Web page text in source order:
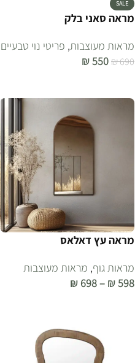
SALE
מראה סאני בלק
מראות מעוצבות, פריטי נוי טבעיים
₪690
₪550
מראה עץ דאלאס
מראות גוף, מראות מעוצבות
₪598
–
₪ 698